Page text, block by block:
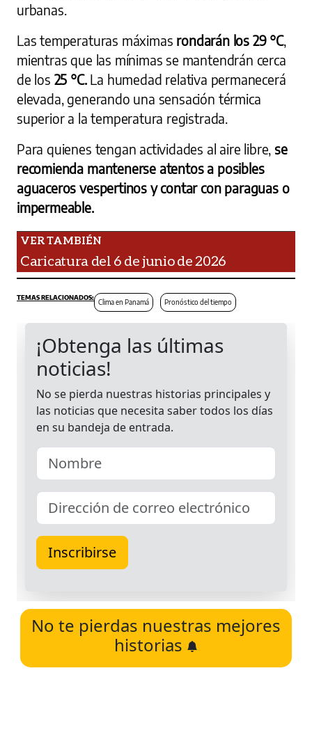
urbanas.
Las temperaturas máximas rondarán los 29 °C,
mientras que las mínimas se mantendrán cerca
de los 25 °C.La humedad relativa permanecerá
elevada, generando una sensación térmica
superior a la temperatura registrada.
Para quienes tengan actividades al aire libre,se
recomienda mantenerse atentos a posibles
aguaceros vespertinos y contar con paraguas o
impermeable.
Caricatura del 6 de junio de 2026
Clima en Panamá ​Pronóstico del tiempo
No te pierdas nuestras mejores
historias